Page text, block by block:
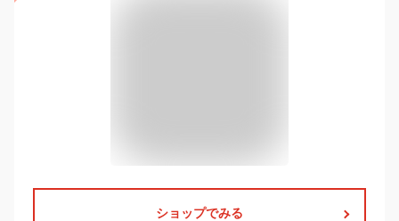
ショップでみる